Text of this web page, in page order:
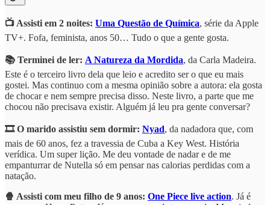
📺 Assisti em 2 noites: Uma Questão de Química, série da Apple
TV+. Fofa, feminista, anos 50… Tudo o que a gente gosta.
📚 Terminei de ler: A Natureza da Mordida, da Carla Madeira.
Este é o terceiro livro dela que leio e acredito ser o que eu mais
gostei. Mas continuo com a mesma opinião sobre a autora: ela gosta
de chocar e nem sempre precisa disso. Neste livro, a parte que me
chocou não precisava existir. Alguém já leu pra gente conversar?
🎞 O marido assistiu sem dormir: Nyad, da nadadora que, com
mais de 60 anos, fez a travessia de Cuba a Key West. História
verídica. Um super lição. Me deu vontade de nadar e de me
empanturrar de Nutella só em pensar nas calorias perdidas com a
natação.
🍿 Assisti com meu filho de 9 anos: One Piece live action. Já é